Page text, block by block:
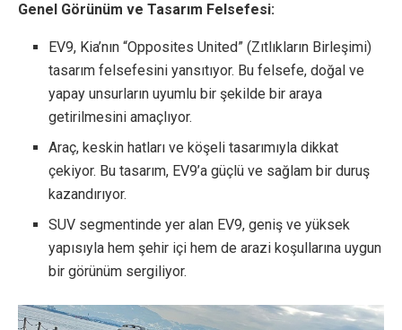
Genel Görünüm ve Tasarım Felsefesi:
EV9, Kia’nın “Opposites United” (Zıtlıkların Birleşimi)
tasarım felsefesini yansıtıyor. Bu felsefe, doğal ve
yapay unsurların uyumlu bir şekilde bir araya
getirilmesini amaçlıyor.
Araç, keskin hatları ve köşeli tasarımıyla dikkat
çekiyor. Bu tasarım, EV9’a güçlü ve sağlam bir duruş
kazandırıyor.
SUV segmentinde yer alan EV9, geniş ve yüksek
yapısıyla hem şehir içi hem de arazi koşullarına uygun
bir görünüm sergiliyor.